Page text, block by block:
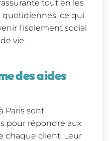
tout en les
quotidiennes, ce qui
l’isolement social
vie.
des aides
Paris sont
pour répondre aux
chaque client. Leur